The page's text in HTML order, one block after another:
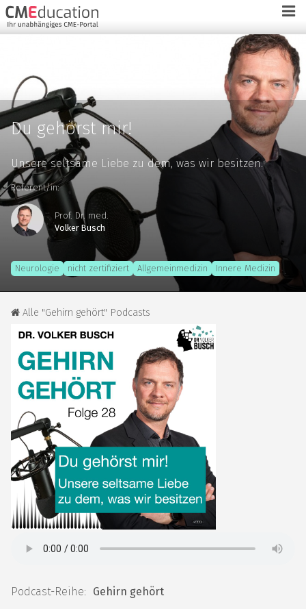
Du gehörst mir!
Unsere seltsame Liebe zu dem, was wir besitzen.
Referent/in:
Prof. Dr. med.
Volker Busch
Neurologie nicht zertifiziert Allgemeinmedizin Innere Medizin
Alle "Gehirn gehört" Podcasts
Podcast-Reihe: Gehirn gehört